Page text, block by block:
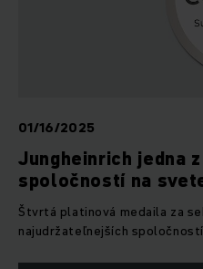
01/16/2025
Jungheinrich jedna
spoločností na
Štvrtá platinová medaila za
najudržateľnejších